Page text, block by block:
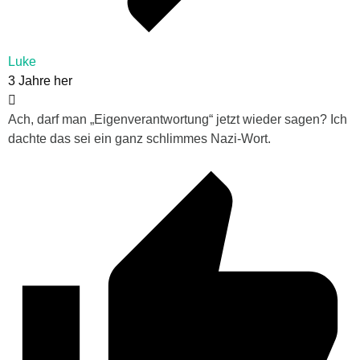
Luke
3 Jahre her
Ach, darf man „Eigenverantwortung“ jetzt wieder sagen? Ich
dachte das sei ein ganz schlimmes Nazi-Wort.